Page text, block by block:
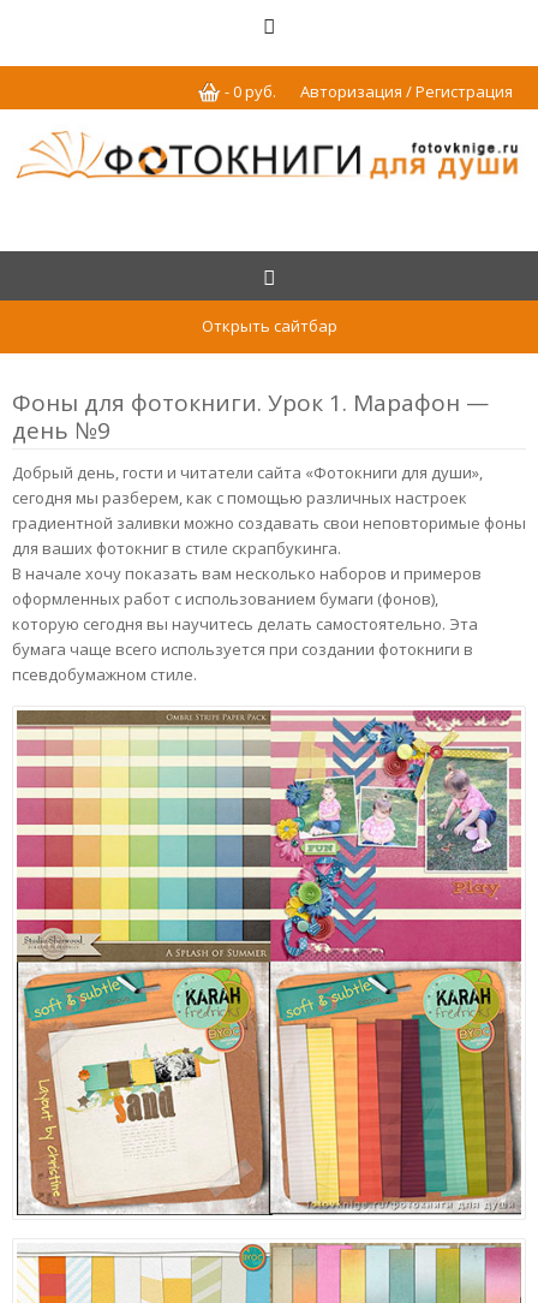
Авторизация / Регистрация
-0руб.
Открыть сайтбар
Фоны для фотокниги. Урок 1. Марафон —
день №9
Добрый день, гости и читатели сайта «Фотокниги для души»,
сегодня мы разберем, как с помощью различных настроек
градиентной заливки можно создавать свои неповторимые фоны
для ваших фотокниг в стиле скрапбукинга.
В начале хочу показать вам несколько наборов и примеров
оформленных работ с использованием бумаги (фонов),
которую сегодня вы научитесь делать самостоятельно. Эта
бумага чаще всего используется при создании фотокниги в
псевдобумажном стиле.